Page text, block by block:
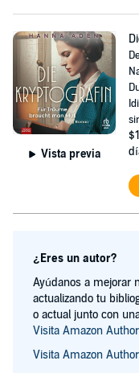
Vista previa
¿Eres un autor?
Ayúdanos a mejorar
actualizando tu
o actual junto con
Visita Amazon
Visita Amazon